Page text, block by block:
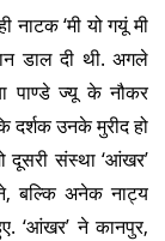
नाटक ‘मी यो गयूं मी
डाल दी थी. अगले
पाण्डे ज्यू के नौकर
दर्शक उनके मुरीद हो
दूसरी संस्था ‘आंखर’
बल्कि अनेक नाट्य
‘आंखर’ ने कानपुर,